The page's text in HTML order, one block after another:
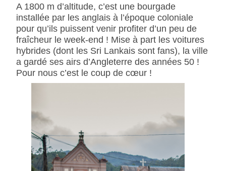
A 1800 m d’altitude, c’est une bourgade
installée par les anglais à l’époque coloniale
pour qu’ils puissent venir profiter d’un peu de
fraîcheur le week-end ! Mise à part les voitures
hybrides (dont les Sri Lankais sont fans), la ville
a gardé ses airs d’Angleterre des années 50 !
Pour nous c’est le coup de cœur !